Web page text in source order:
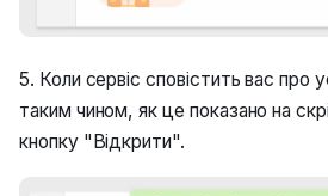
5. Коли сервіс сповістить вас про
таким чином, як це показано на
кнопку "Відкрити".